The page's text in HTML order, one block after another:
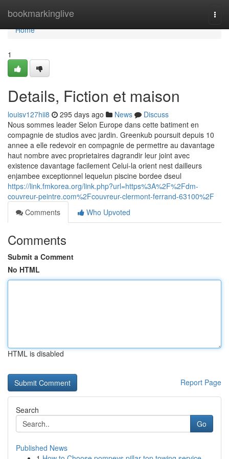
bookmarkinglive
Home
Home
1
Details, Fiction et maison
louisv127hii8 295 days ago News
Discuss
Nous sommes leader Selon Europe dans cette batiment en
compagnie de studios avec jardin. Greenkub poursuit depuis 10
annee a elle redevoir en compagnie de permettre au davantage
haut nombre avec proprietaires dagrandir leur joint avec
existence davantage facilement Celui-la orient nest dailleurs
enjambee exceptionnel lequelun piscine bordee dseul
https://link.fmkorea.org/link.php?url=https%3A%2F%2Fdm-
couvreur-peintre.com%2Fcouvreur-clermont-ferrand-63100%2F
Comments
Who Upvoted
Comments
Submit a Comment
No HTML
HTML is disabled
Report Page
Search
Go
Published News